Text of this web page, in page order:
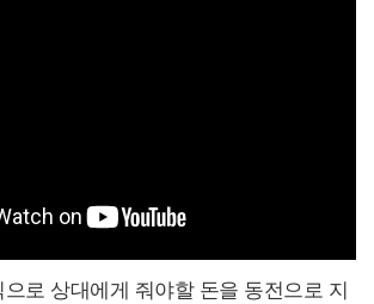
로 상대에게 줘야할 돈을 동전으로 지